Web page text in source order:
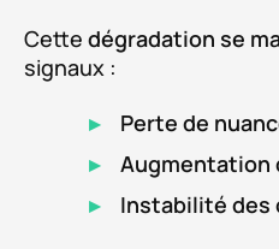
Cette dégradation se
signaux :
Perte de
Augmentation
Instabilité